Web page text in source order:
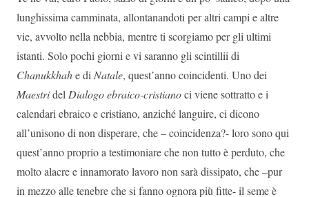
lunghissima camminata, allontanandoti per altri campi e altre
vie, avvolto nella nebbia, mentre ti scorgiamo per gli ultimi
istanti. Solo pochi giorni e vi saranno gli scintillii di
Chanukkhahe di Natale, quest’anno coincidenti. Uno dei
Maestridel Dialogo ebraico-cristianoci viene sottratto e i
calendari ebraico e cristiano, anziché languire, ci dicono
all’unisono di non disperare, che – coincidenza?- loro sono qui
quest’anno proprio a testimoniare che non tutto è perduto, che
molto alacre e innamorato lavoro non sarà dissipato, che –pur
in mezzo alle tenebre che si fanno ognora più fitte- il seme è